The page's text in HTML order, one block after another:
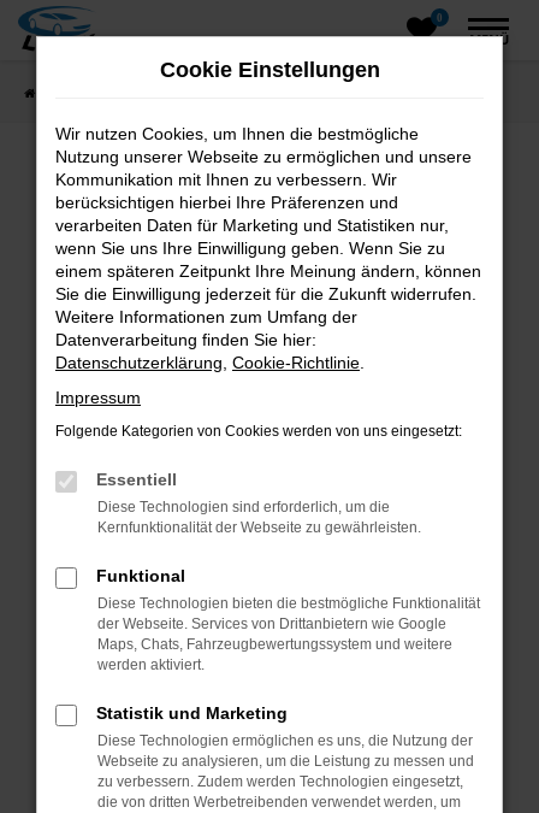
Zum
0
MENÜ
Fehler: Network Error
Beim Laden ist ein Fehler aufgetreten.
Hier sind ein paar Tipps, die dir helfen können:
Überprüfe deine Firewall und deine
Internetverbindung.
Laden andere Webseiten, zum Beispiel deine
Suchmaschine?
Prüfe deine Browsererweiterungen.
können das Laden bestimmter Seiten
verhindern. Funktioniert die Seite in einem
Fenster?
Starte dein Gerät neu.
Das kann manchmal helfen, vorübergehende
Probleme zu beheben.
Betriebssystem auf dem neuesten Stand
sind.
Veraltete Software birgt nicht nur ein
Sicherheitsrisiko, sondern kann auch dazu
Cookie Einstellungen
Wir nutzen Cookies, um Ihnen die bestmögliche
Nutzung unserer Webseite zu ermöglichen und unsere
Kommunikation mit Ihnen zu verbessern. Wir
berücksichtigen hierbei Ihre Präferenzen und
verarbeiten Daten für Marketing und Statistiken nur,
wenn Sie uns Ihre Einwilligung geben. Wenn Sie zu
einem späteren Zeitpunkt Ihre Meinung ändern, können
Sie die Einwilligung jederzeit für die Zukunft widerrufen.
Weitere Informationen zum Umfang der
Datenverarbeitung finden Sie hier:
Datenschutzerklärung Cookie-Richtlinie
Impressum
Folgende Kategorien von Cookies werden von uns eingesetzt:
Essentiell
Diese Technologien sind erforderlich, um die
Kernfunktionalität der Webseite zu gewährleisten.
Funktional
Diese Technologien bieten die bestmögliche Funktionalität
der Webseite. Services von Drittanbietern wie Google
Maps, Chats, Fahrzeugbewertungssystem und weitere
werden aktiviert.
Statistik und Marketing
Diese Technologien ermöglichen es uns, die Nutzung der
Webseite zu analysieren, um die Leistung zu messen und
zu verbessern. Zudem werden Technologien eingesetzt,
die von dritten Werbetreibenden verwendet werden, um